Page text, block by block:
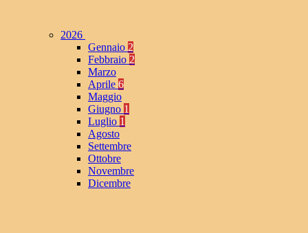
2026
Gennaio 2
Febbraio 2
Marzo
Aprile 6
Maggio
Giugno 1
Luglio 1
Agosto
Settembre
Ottobre
Novembre
Dicembre